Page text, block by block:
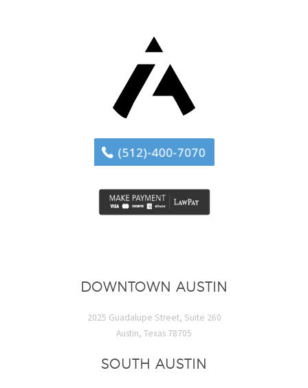
DOWNTOWN AUSTIN
2025 Guadalupe Street, Suite 260
Austin, Texas 78705
SOUTH AUSTIN